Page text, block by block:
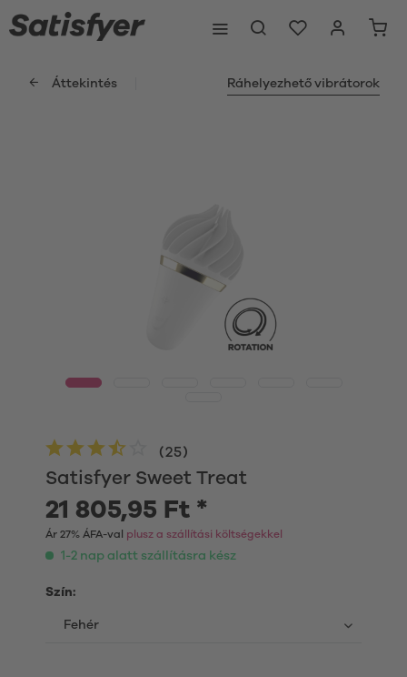
Áttekintés Ráhelyezhető vibrátorok
Satisfyer Sweet Treat
(25)
21 805,95 Ft *
Ár 27% ÁFA-val plusz a szállítási költségekkel
1-2 nap alatt szállításra kész
Szín: